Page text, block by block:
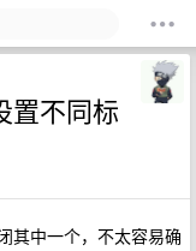
置不同标
其中一个，不太容易确